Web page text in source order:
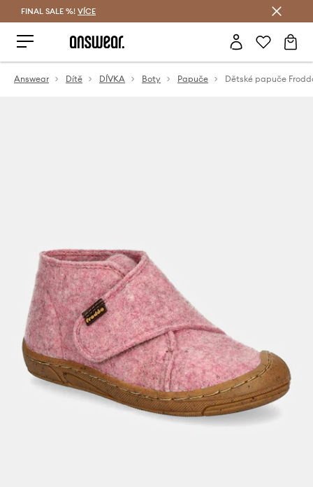
FINAL SALE %! VÍCE
Answear Dítě DÍVKA Boty Papuče